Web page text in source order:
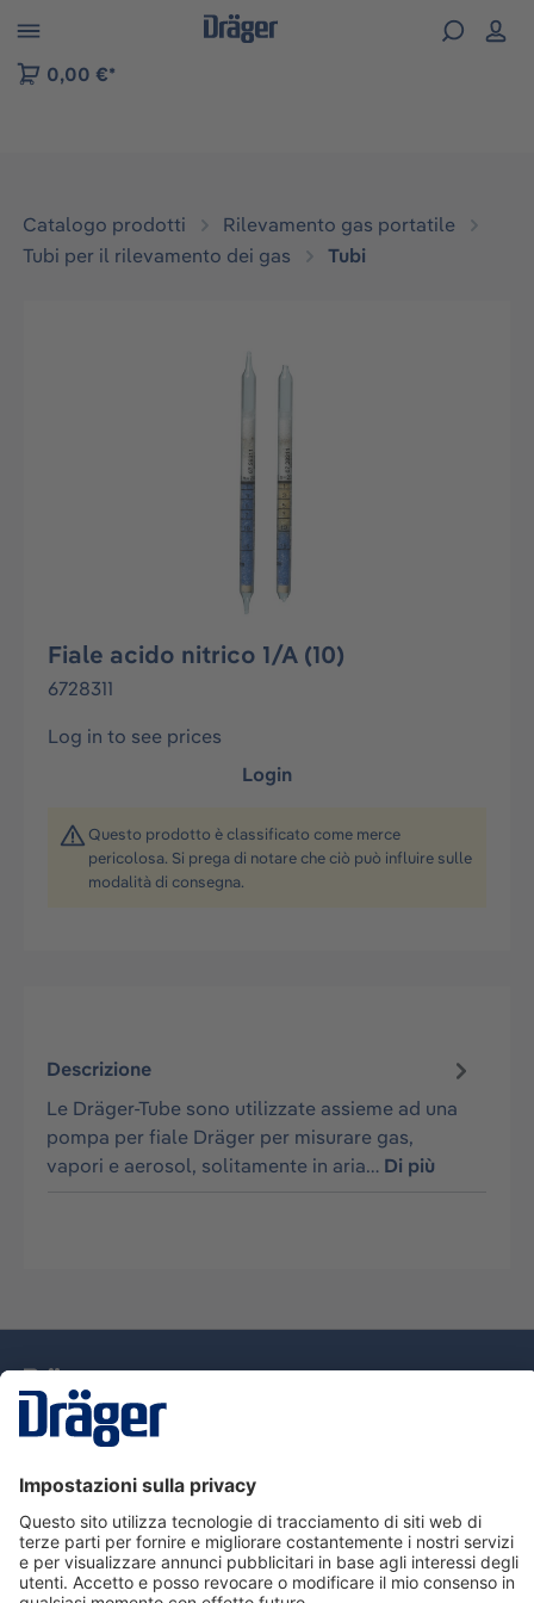
Skip to B2B platform navigation
0,00 €*
Catalogo prodotti
Rilevamento gas portatile
Tubi per il rilevamento dei gas
Tubi
Salta la galleria di immagini
Fiale acido nitrico 1/A (10)
6728311
Log in to see prices
Login
Questo prodotto è classificato come merce
pericolosa. Si prega di notare che ciò può influire sulle
modalità di consegna.
Descrizione
Le Dräger-Tube sono utilizzate assieme ad una
pompa per fiale Dräger per misurare gas,
vapori e aerosol, solitamente in aria… Di più
Assistenza
Informazioni su Dräger
Informazioni